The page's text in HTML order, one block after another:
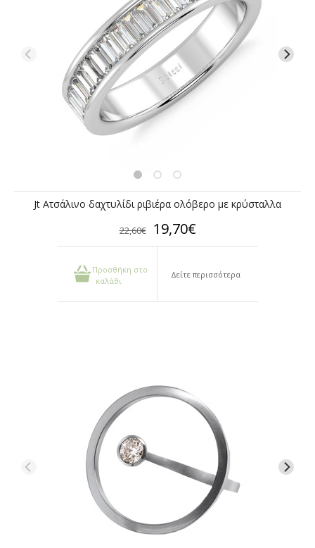
Jt Ατσάλινο δαχτυλίδι ριβιέρα ολόβερο με κρύσταλλα
22,60€ 19,70€
Προσθήκη στο
καλάθι
Δείτε περισσότερα